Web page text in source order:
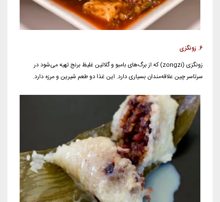
6. زونگزی
زونگزی (zongzi) که از برگ‌های بامبو و گلاتین غلیظ برنج تهیه می‌شود در
سرتاسر چین علاقه‌مندان بسیاری دارد. این غذا دو طعم شیرین و مرزه دارد.